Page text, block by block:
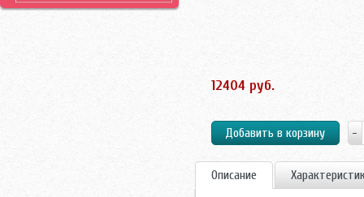
12404 руб.
Описание